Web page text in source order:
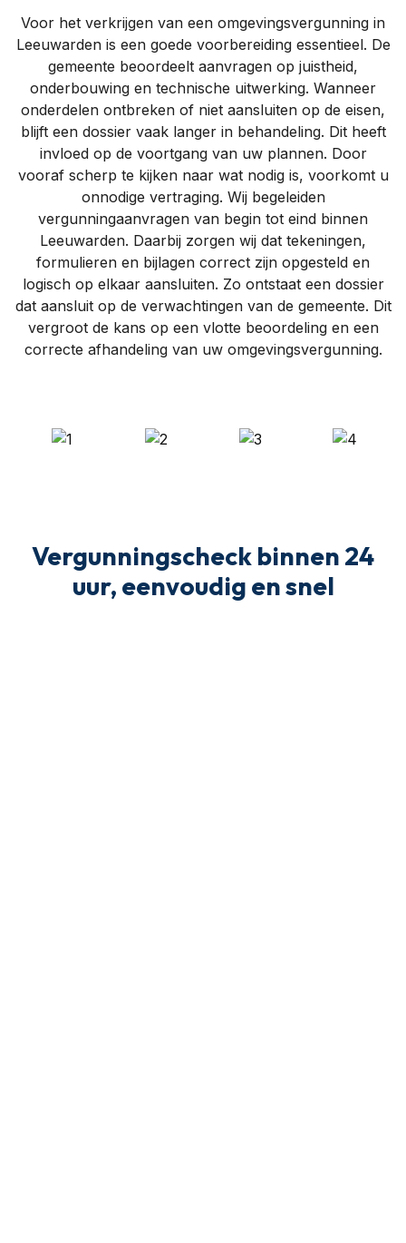
Voor het verkrijgen van een omgevingsvergunning in
Leeuwarden is een goede voorbereiding essentieel. De
gemeente beoordeelt aanvragen op juistheid,
onderbouwing en technische uitwerking. Wanneer
onderdelen ontbreken of niet aansluiten op de eisen,
blijft een dossier vaak langer in behandeling. Dit heeft
invloed op de voortgang van uw plannen. Door
vooraf scherp te kijken naar wat nodig is, voorkomt u
onnodige vertraging. Wij begeleiden
vergunningaanvragen van begin tot eind binnen
Leeuwarden. Daarbij zorgen wij dat tekeningen,
formulieren en bijlagen correct zijn opgesteld en
logisch op elkaar aansluiten. Zo ontstaat een dossier
dat aansluit op de verwachtingen van de gemeente. Dit
vergroot de kans op een vlotte beoordeling en een
correcte afhandeling van uw omgevingsvergunning.
Vergunningscheck binnen 24
uur, eenvoudig en snel